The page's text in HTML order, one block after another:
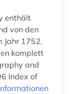
föderation bosnien und herzegowina (2)
enthält
von den
Jahr 1752.
komplett
Index of